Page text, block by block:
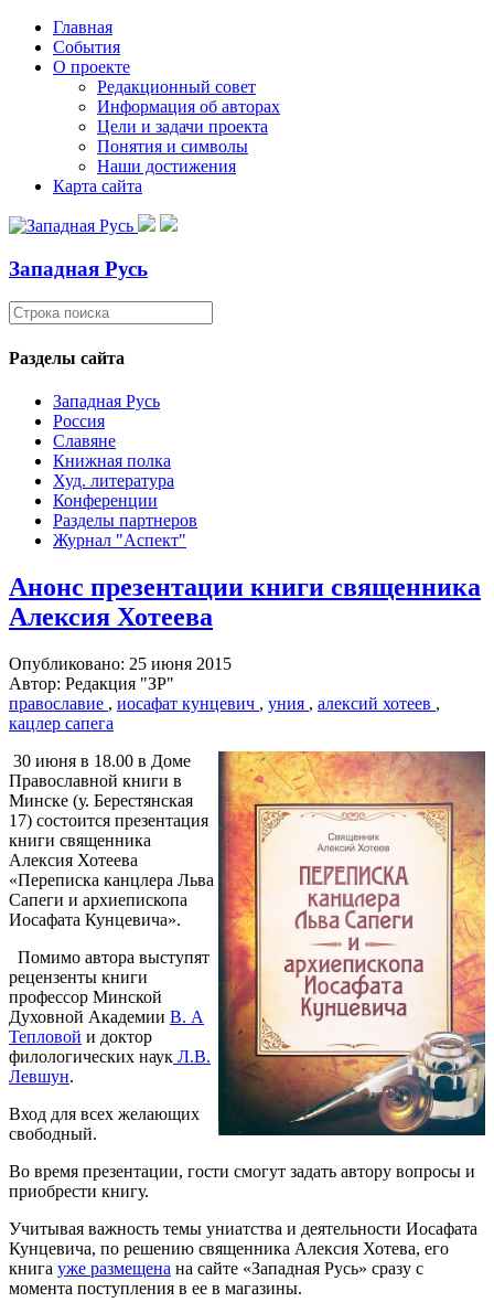
Главная
События
О проекте
Редакционный совет
Информация об авторах
Цели и задачи проекта
Понятия и символы
Наши достижения
Карта сайта
Западная Русь
Разделы сайта
Западная Русь
Россия
Славяне
Книжная полка
Худ. литература
Конференции
Разделы партнеров
Журнал "Аспект"
Анонс презентации книги священника
Алексия Хотеева
Опубликовано: 25 июня 2015
Автор: Редакция "ЗР"
православие , иосафат кунцевич , уния , алексий хотеев ,
кацлер сапега
30 июня в 18.00 в Доме
Православной книги в
Минске (у. Берестянская
17) состоится презентация
книги священника
Алексия Хотеева
«Переписка канцлера Льва
Сапеги и архиепископа
Иосафата Кунцевича».
Помимо автора выступят
рецензенты книги
профессор Минской
Духовной Академии В. А
Тепловой и доктор
филологических наук Л.В.
Левшун.
Вход для всех желающих
свободный.
Во время презентации, гости смогут задать автору вопросы и
приобрести книгу.
Учитывая важность темы униатства и деятельности Иосафата
Кунцевича, по решению священника Алексия Хотева, его
книга уже размещена на сайте «Западная Русь» сразу с
момента поступления в ее в магазины.